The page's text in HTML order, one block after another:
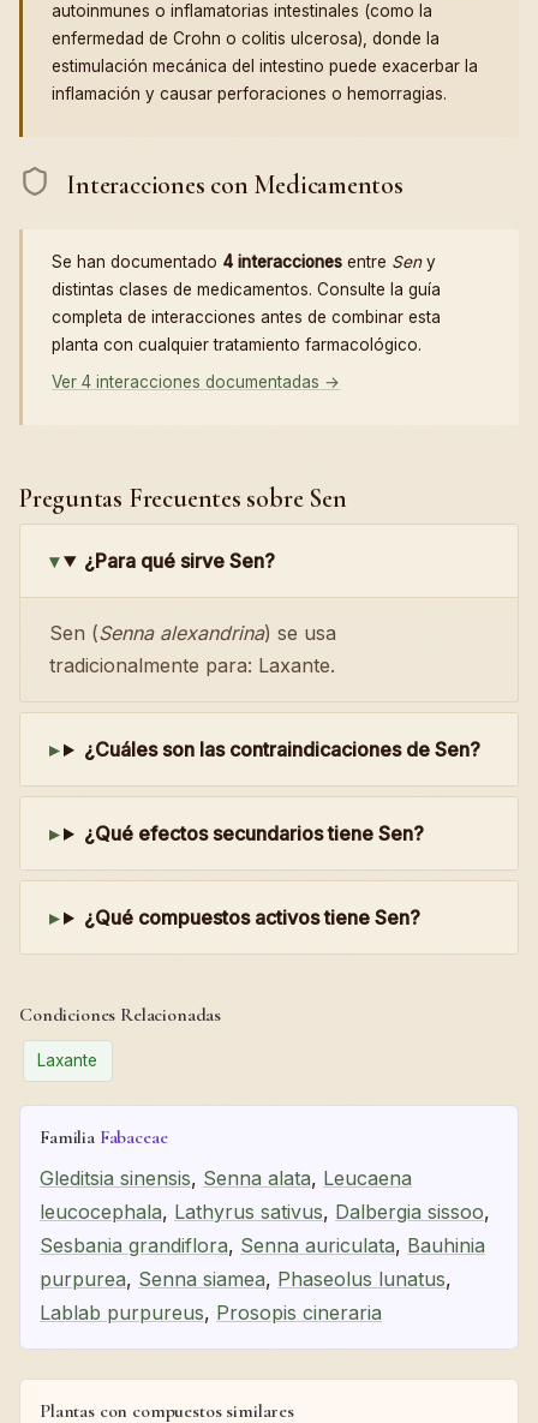
autoinmunes o inflamatorias intestinales (como la
enfermedad de Crohn o colitis ulcerosa), donde la
estimulación mecánica del intestino puede exacerbar la
inflamación y causar perforaciones o hemorragias.
Interacciones con Medicamentos
Se han documentado 4 interacciones entre Seny
distintas clases de medicamentos. Consulte la guía
completa de interacciones antes de combinar esta
planta con cualquier tratamiento farmacológico.
Ver 4 interacciones documentadas →
Preguntas Frecuentes sobre Sen
¿Para qué sirve Sen?
Sen (Senna alexandrina) se usa
tradicionalmente para: Laxante.
¿Cuáles son las contraindicaciones de Sen?
¿Qué efectos secundarios tiene Sen?
¿Qué compuestos activos tiene Sen?
Condiciones Relacionadas
Laxante
Familia Fabaceae
Gleditsia sinensis, Senna alata, Leucaena
leucocephala, Lathyrus sativus, Dalbergia sissoo,
Sesbania grandiflora, Senna auriculata, Bauhinia
purpurea, Senna siamea, Phaseolus lunatus,
Lablab purpureus, Prosopis cineraria
Plantas con compuestos similares